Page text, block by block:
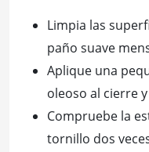
Limpia las
paño suave
Aplique una
oleoso al cierre
Compruebe la
tornillo dos